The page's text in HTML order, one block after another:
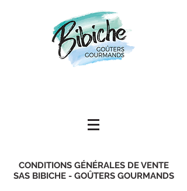
CONDITIONS GÉNÉRALES DE VENTE
SAS BIBICHE - GOÛTERS GOURMANDS